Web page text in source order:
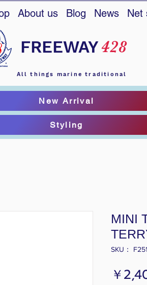
About us Blog News Net
FREEWAY428
All things marine traditional
New Arrival
Styling
MINI
SKU：
￥